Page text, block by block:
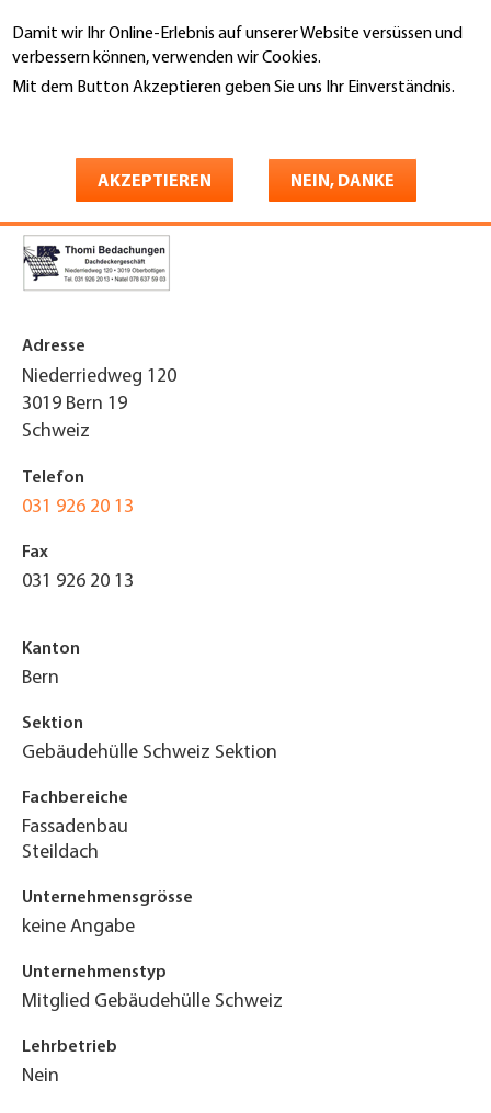
Damit wir Ihr Online-Erlebnis auf unserer Website versüssen und
verbessern können, verwenden wir Cookies.
Mit dem Button Akzeptieren geben Sie uns Ihr Einverständnis.
AKZEPTIEREN NEIN, DANKE
zum
Inhalt
Thomi Bedachungen
Adresse
Niederriedweg 120
3019 Bern 19
Schweiz
Telefon
031 926 20 13
Fax
031 926 20 13
Kanton
Bern
Sektion
Gebäudehülle Schweiz Sektion
Fachbereiche
Fassadenbau
Steildach
Unternehmensgrösse
keine Angabe
Unternehmenstyp
Mitglied Gebäudehülle Schweiz
Lehrbetrieb
Nein